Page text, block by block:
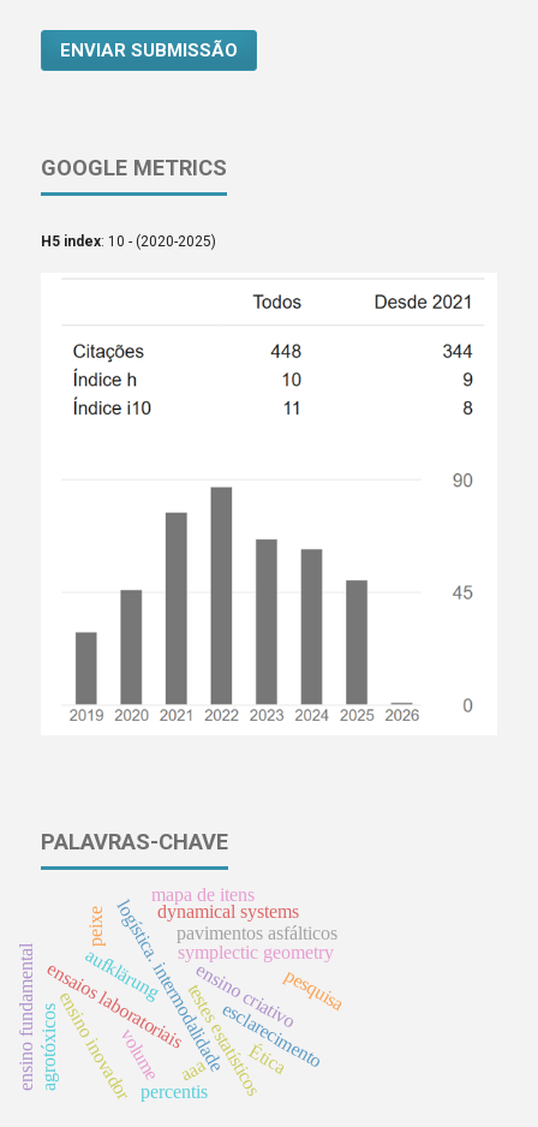
ENVIAR SUBMISSÃO
GOOGLE METRICS
H5 index: 10 - (2020-2025)
PALAVRAS-CHAVE
logística. intermodalidadesymplectic geometry
pavimentos asfálticos
aaa
ensaios laboratoriaistestes estatísticos
aufklärung
esclarecimento
Ética
ensino fundamental
dynamical systems
peixe
ensino criativo
ensino inovador
agrotóxicos volume
pesquisa
percentis
mapa de itens